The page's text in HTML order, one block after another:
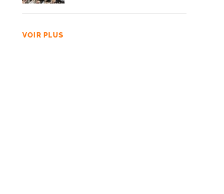
VOIR PLUS